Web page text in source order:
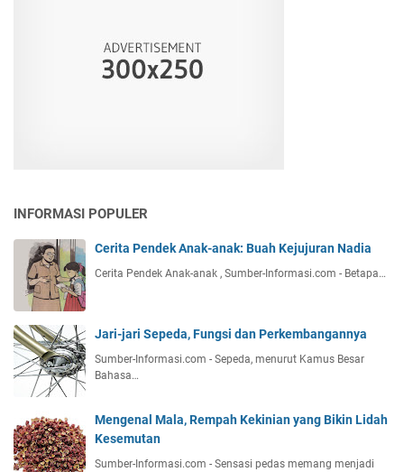
INFORMASI POPULER
Cerita Pendek Anak-anak: Buah Kejujuran Nadia
Cerita Pendek Anak-anak , Sumber-Informasi.com - Betapa…
Jari-jari Sepeda, Fungsi dan Perkembangannya
Sumber-Informasi.com - Sepeda, menurut Kamus Besar
Bahasa…
Mengenal Mala, Rempah Kekinian yang Bikin Lidah
Kesemutan
Sumber-Informasi.com - Sensasi pedas memang menjadi